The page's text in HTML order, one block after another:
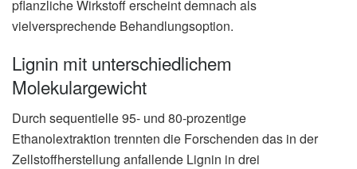
pflanzliche Wirkstoff erscheint demnach als
vielversprechende Behandlungsoption.
Lignin mit unterschiedlichem
Molekulargewicht
Durch sequentielle 95- und 80-prozentige
Ethanolextraktion trennten die Forschenden das in der
Zellstoffherstellung anfallende Lignin in drei